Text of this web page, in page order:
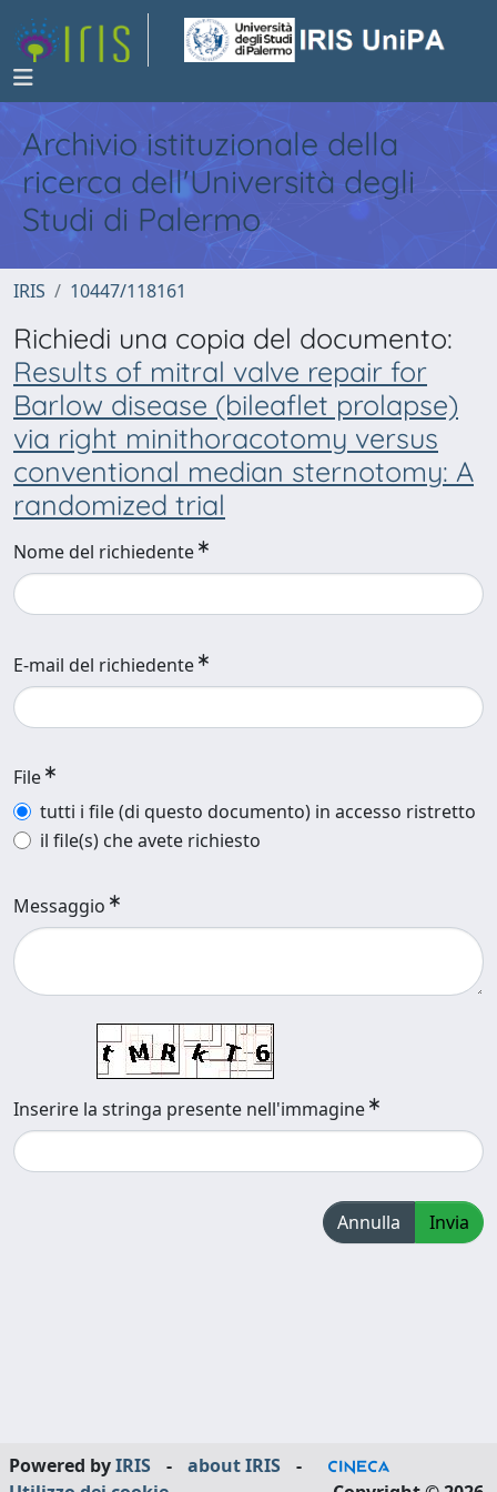
Archivio istituzionale della
ricerca dell'Università degli
Studi di Palermo
IRIS 10447/118161
Richiedi una copia del documento:
Results of mitral valve repair for
Barlow disease (bileaflet prolapse)
via right minithoracotomy versus
conventional median sternotomy: A
randomized trial
Nome del richiedente
E-mail del richiedente
File
tutti i file (di questo documento) in accesso ristretto
il file(s) che avete richiesto
Messaggio
Inserire la stringa presente nell'immagine
Annulla Invia
Powered byIRIS - about IRIS
-